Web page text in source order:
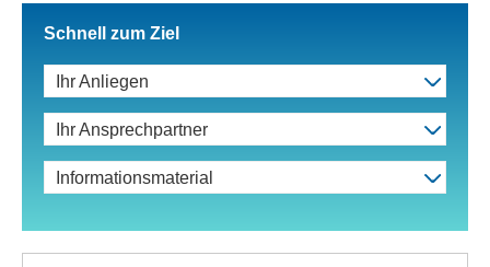
Schnell zum Ziel
Ihr Anliegen
Ihr Ansprechpartner
Informationsmaterial